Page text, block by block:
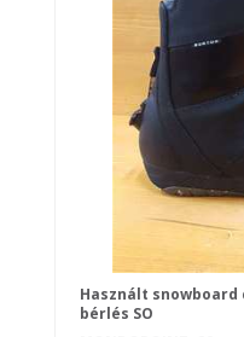
Használt snowboard
bérlés SO